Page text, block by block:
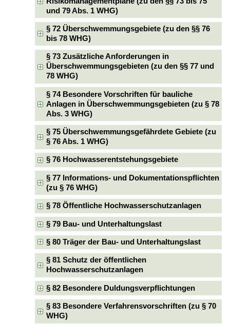
und 79 Abs. 1 WHG)
§ 72 Überschwemmungsgebiete (zu den §§ 76
bis 78 WHG)
§ 73 Zusätzliche Anforderungen in
Überschwemmungsgebieten (zu den §§ 77 und
78 WHG)
§ 74 Besondere Vorschriften für bauliche
Anlagen in Überschwemmungsgebieten (zu § 78
Abs. 3 WHG)
§ 75 Überschwemmungsgefährdete Gebiete (zu
§ 76 Abs. 1 WHG)
§ 76 Hochwasserentstehungsgebiete
§ 77 Informations- und Dokumentationspflichten
(zu § 76 WHG)
§ 78 Öffentliche Hochwasserschutzanlagen
§ 79 Bau- und Unterhaltungslast
§ 80 Träger der Bau- und Unterhaltungslast
§ 81 Schutz der öffentlichen
Hochwasserschutzanlagen
§ 82 Besondere Duldungsverpflichtungen
§ 83 Besondere Verfahrensvorschriften (zu § 70
WHG)